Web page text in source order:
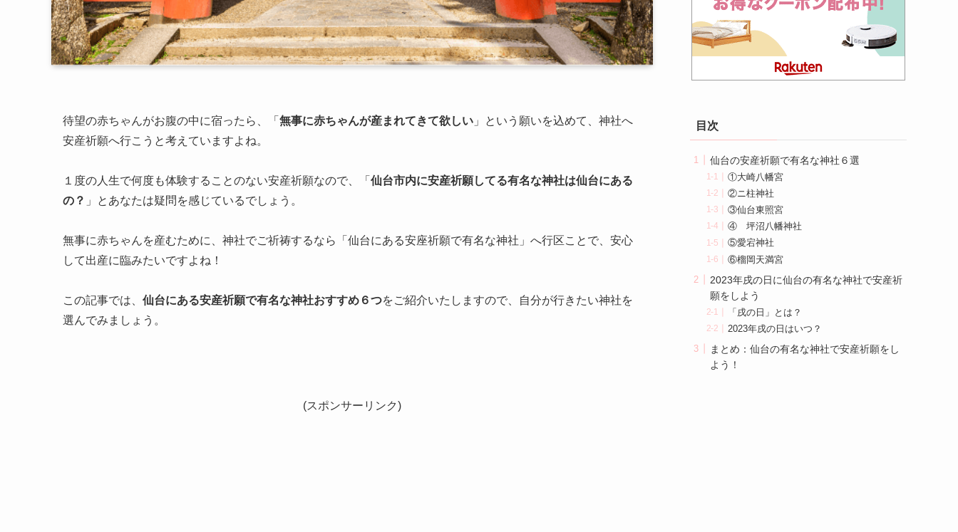
待望の赤ちゃんがお腹の中に宿ったら、「 無事に赤ちゃんが産まれてきて欲しい 」という願いを込めて、神社へ
安産祈願へ行こうと考えていますよね。
１度の人生で何度も体験することのない安産祈願なので、「 仙台市内に安産祈願してる有名な神社は仙台にある
の？ 」とあなたは疑問を感じているでしょう。
無事に赤ちゃんを産むために、神社でご祈祷するなら「仙台にある安座祈願で有名な神社」へ行区ことで、安心
して出産に臨みたいですよね！
この記事では、 仙台にある安産祈願で有名な神社おすすめ６つをご紹介いたしますので、自分が行きたい神社を
選んでみましょう。
(スポンサーリンク)
目次
仙台の安産祈願で有名な神社６選
①大崎八幡宮
②ニ柱神社
③仙台東照宮
④ 坪沼八幡神社
⑤愛宕神社
⑥榴岡天満宮
2023年戌の日に仙台の有名な神社で安産祈
願をしよう
「戌の日」とは？
2023年戌の日はいつ？
まとめ：仙台の有名な神社で安産祈願をし
よう！